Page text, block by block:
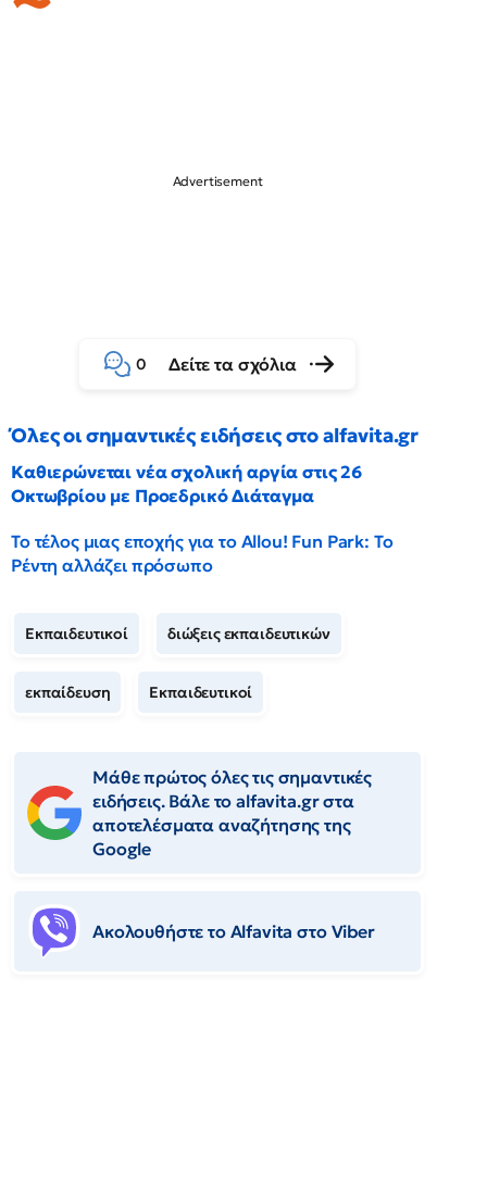
0 Δείτε τα σχόλια
Όλες οι σημαντικές ειδήσεις στο alfavita.gr
Καθιερώνεται νέα σχολική αργία στις 26
Οκτωβρίου με Προεδρικό Διάταγμα
Το τέλος μιας εποχής για το Allou! Fun Park: Το
Ρέντη αλλάζει πρόσωπο
Εκπαιδευτικοί διώξεις εκπαιδευτικών
εκπαίδευση Εκπαιδευτικοί
Μάθε πρώτος όλες τις σημαντικές
ειδήσεις. Βάλε το alfavita.gr στα
αποτελέσματα αναζήτησης της
Google
Ακολουθήστε το Αlfavita στο Viber